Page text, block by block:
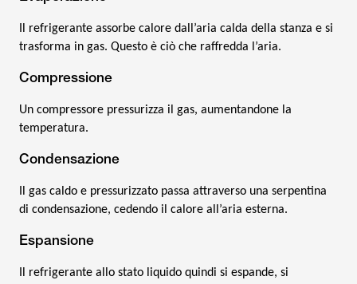
Il refrigerante assorbe calore dall’aria calda della stanza e si
trasforma in gas. Questo è ciò che raffredda l’aria.
Compressione
Un compressore pressurizza il gas, aumentandone la
temperatura.
Condensazione
Il gas caldo e pressurizzato passa attraverso una serpentina
di condensazione, cedendo il calore all’aria esterna.
Espansione
Il refrigerante allo stato liquido quindi si espande, si